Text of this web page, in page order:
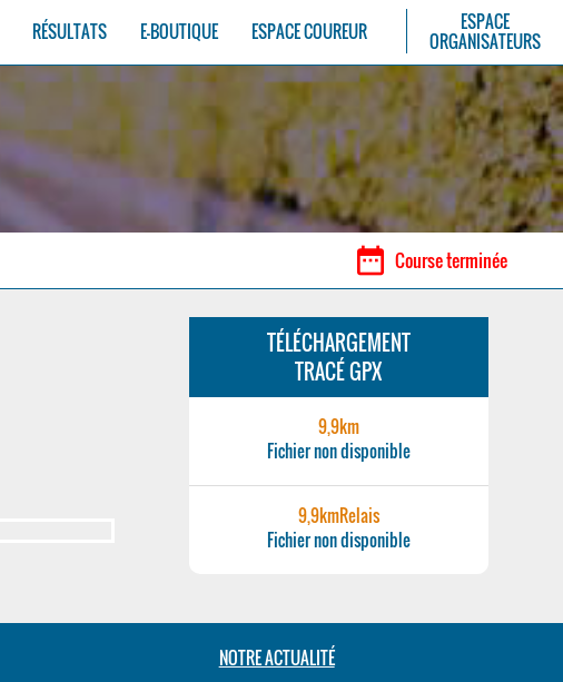
RÉSULTATS E-BOUTIQUE ESPACE COUREUR
ESPACE
ORGANISATEURS
date_range Course terminée
TÉLÉCHARGEMENT
TRACÉ GPX
9,9km
Fichier non disponible
9,9kmRelais
Fichier non disponible
NOTRE ACTUALITÉ